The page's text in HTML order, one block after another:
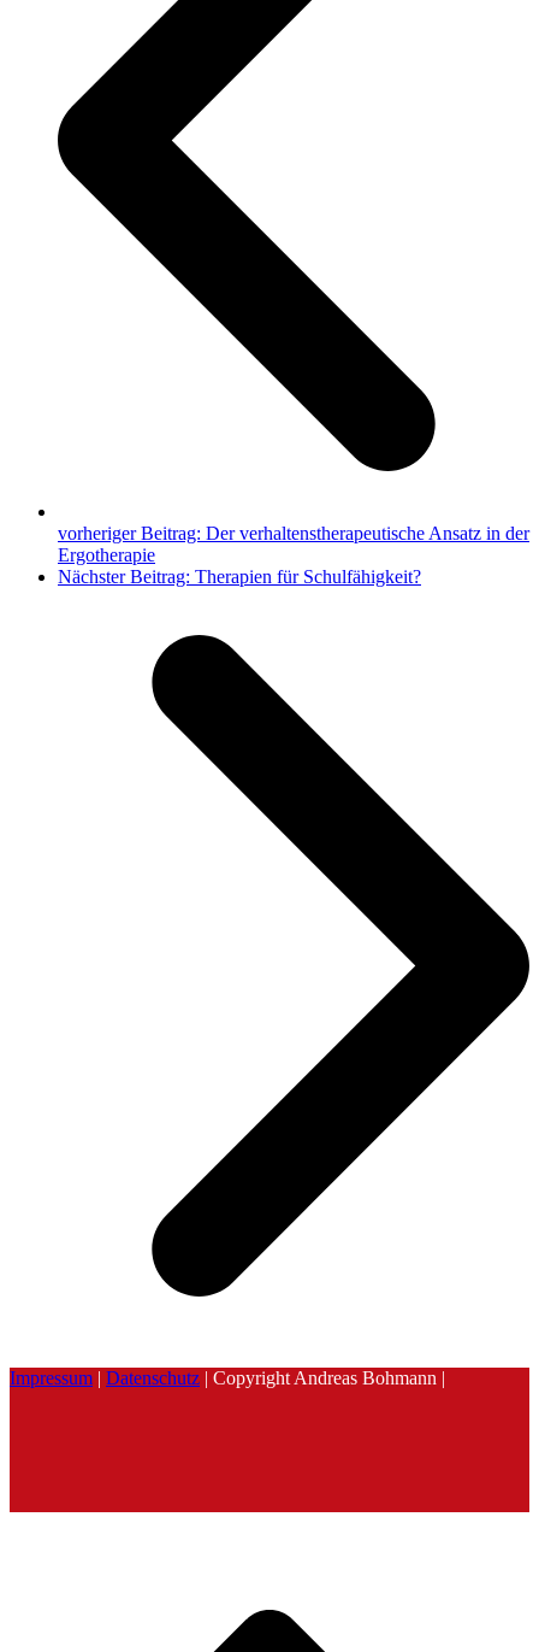
vorheriger Beitrag: Der verhaltenstherapeutische Ansatz in der
Ergotherapie
Nächster Beitrag: Therapien für Schulfähigkeit?
Impressum | Datenschutz | Copyright Andreas Bohmann |